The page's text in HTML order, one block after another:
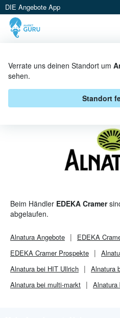
DIE Angebote App
Verrate uns deinen Standort um
sehen.
Standort
ALNATURA BEI
ANGEBOTE &
Beim Händler EDEKA Cramer
abgelaufen.
Alnatura Angebote EDEKA
EDEKA CramerProspekte
Alnatura bei HIT Ullrich
Alnatura
Alnatura bei multi-markt
Alnatura